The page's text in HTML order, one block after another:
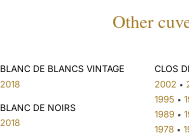
Other
BLANC DE BLANCS VINTAGE
2018
BLANC DE NOIRS
2018
CLOS
2002 •
1995 •
1989 •
1978 •